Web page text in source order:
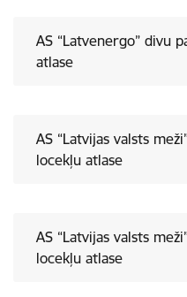
AS “Latvenergo” divu
atlase
AS “Latvijas valsts
locekļu atlase
AS “Latvijas valsts
locekļu atlase